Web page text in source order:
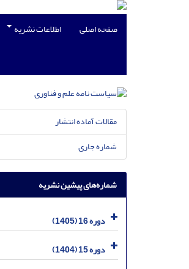
صفحه اصلی اطلاعات نشریه
مقالات آماده انتشار
شماره جاری
شماره‌های پیشین نشریه
دوره 16 (1405)
دوره 15 (1404)